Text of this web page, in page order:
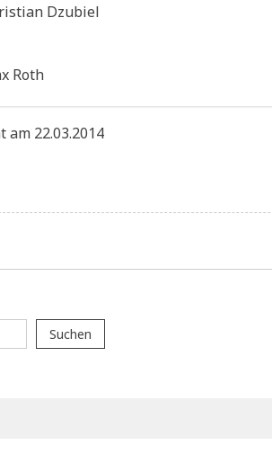
Dzubiel
Roth
22.03.2014
Suchen